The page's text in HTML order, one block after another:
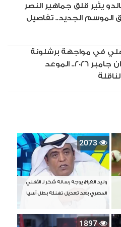
يثير قلق جماهير النصر
الموسم الجديد.. تفاصيل
في مواجهة برشلونة
بكأس خوان جامبر 2026.. الموعد
2073
وليد الفراج يوجه رسالة شكر لـ الأهلي
المصري بعد تعديل تهنئة بطل آسيا
1897